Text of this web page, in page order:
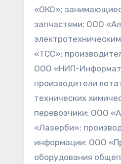
«ОКО»; з
запчастями: ООО
«ТСС»; п
ООО «НИП-
производители
технических
перевозчики: ООО
«Лазерби»; п
информации: ООО
оборудования